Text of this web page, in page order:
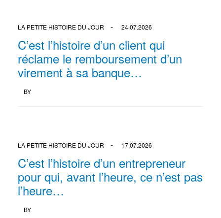
LA PETITE HISTOIRE DU JOUR 24.07.2026
C’est l’histoire d’un client qui
réclame le remboursement d’un
virement à sa banque…
BY
LA PETITE HISTOIRE DU JOUR 17.07.2026
C’est l’histoire d’un entrepreneur
pour qui, avant l’heure, ce n’est pas
l’heure…
BY